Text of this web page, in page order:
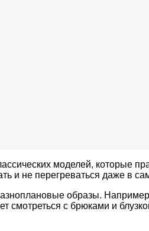
моделей, которые
и не перегреваться даже в
образы.
смотреться с брюками и